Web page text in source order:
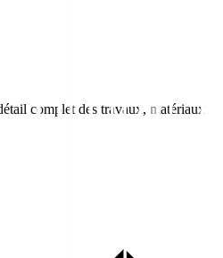
complet des travaux, matériaux